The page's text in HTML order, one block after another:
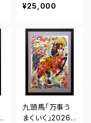
プリント【A3シー
¥25,000
九頭馬「万事う
まくいく」2026